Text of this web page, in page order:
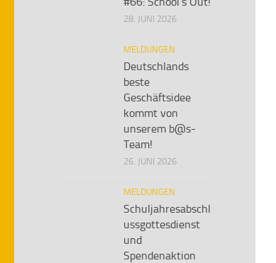
28. JUNI 2026
MELDUNGEN
Deutschlands
beste
Geschäftsidee
kommt von
unserem b@s-
Team!
26. JUNI 2026
MELDUNGEN
Schuljahresabschl
ussgottesdienst
und
Spendenaktion